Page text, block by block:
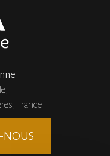
France
NOUS